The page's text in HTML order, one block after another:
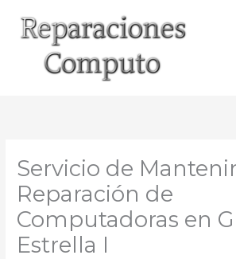
contenido
Servicio de
Reparación de
Computadoras en
Estrella I